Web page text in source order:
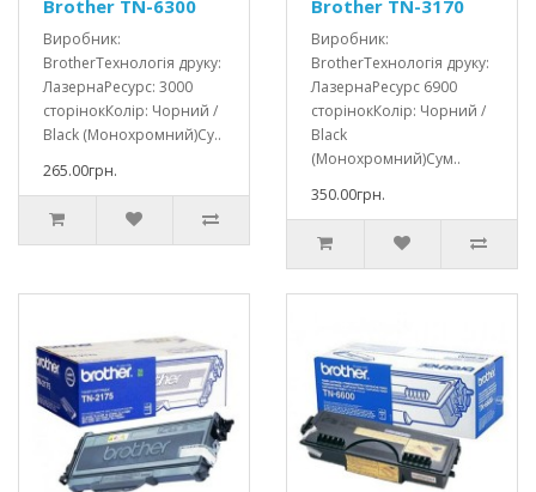
Brother TN-6300
Виробник:
BrotherТехнологія друку:
ЛазернаРесурс: 3000
сторінокКолір: Чорний /
Black (Монохромний)Су..
265.00грн.
Brother TN-3170
Виробник:
BrotherТехнологія друку:
ЛазернаРесурс 6900
сторінокКолір: Чорний /
Black
(Монохромний)Сум..
350.00грн.